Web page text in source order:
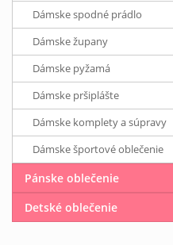
Dámske spodné prádlo
Dámske župany
Dámske pyžamá
Dámske pršiplášte
Dámske komplety a súpravy
Dámske športové oblečenie
Pánske oblečenie
Detské oblečenie